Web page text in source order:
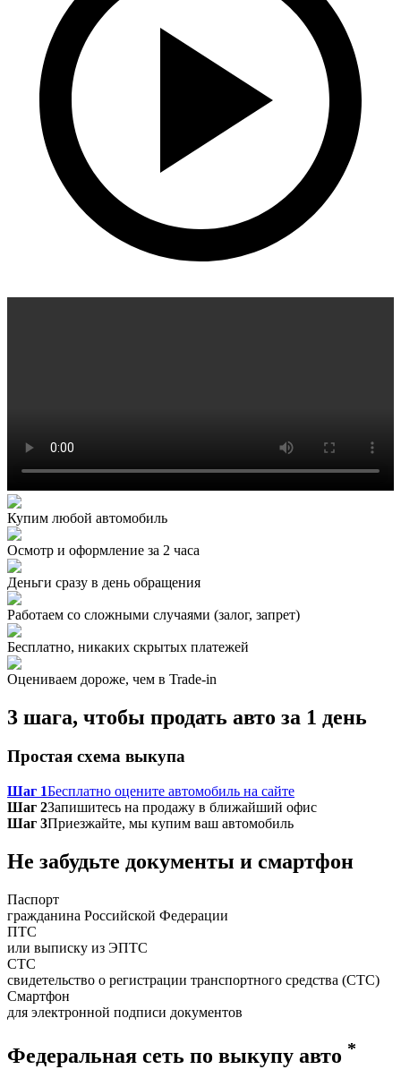
Купим любой автомобиль
Осмотр и оформление за 2 часа
Деньги сразу в день обращения
Работаем со сложными случаями (залог, запрет)
Бесплатно, никаких скрытых платежей
Оцениваем дороже, чем в Trade‑in
3 шага, чтобы продать авто за 1 день
Простая схема выкупа
Шаг 1Бесплатно оцените автомобиль на сайте
Шаг 2Запишитесь на продажу в ближайший офис
Шаг 3Приезжайте, мы купим ваш автомобиль
Не забудьте документы и смартфон
Паспорт
гражданина Российской Федерации
ПТС
или выписку из ЭПТС
СТС
свидетельство о регистрации транспортного средства (СТС)
Смартфон
для электронной подписи документов
Федеральная сеть по выкупу авто *